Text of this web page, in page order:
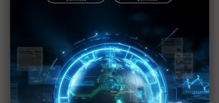
MLCC訂單過熱、出貨比創高 村田示警全球AI基
2027全年記憶體產能提前售罄 買家「祕而不
宣」只怕買不夠
英特爾EMIB良率達標 聯發科第2代ASIC產品
2028準時量產